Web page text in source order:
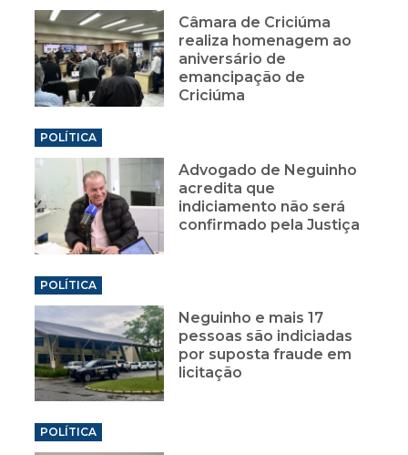
Câmara de Criciúma
realiza homenagem ao
aniversário de
emancipação de
Criciúma
POLÍTICA
Advogado de Neguinho
acredita que
indiciamento não será
confirmado pela Justiça
POLÍTICA
Neguinho e mais 17
pessoas são indiciadas
por suposta fraude em
licitação
POLÍTICA